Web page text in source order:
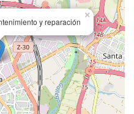
y reparación
×